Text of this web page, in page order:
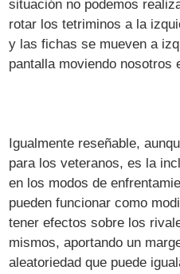
situación no podemos
rotar los tetriminos a la
y las fichas se mueven a
pantalla moviendo nosotros
Igualmente reseñable,
para los veteranos, es la
en los modos de
pueden funcionar como
tener efectos sobre los
mismos, aportando un
aleatoriedad que puede